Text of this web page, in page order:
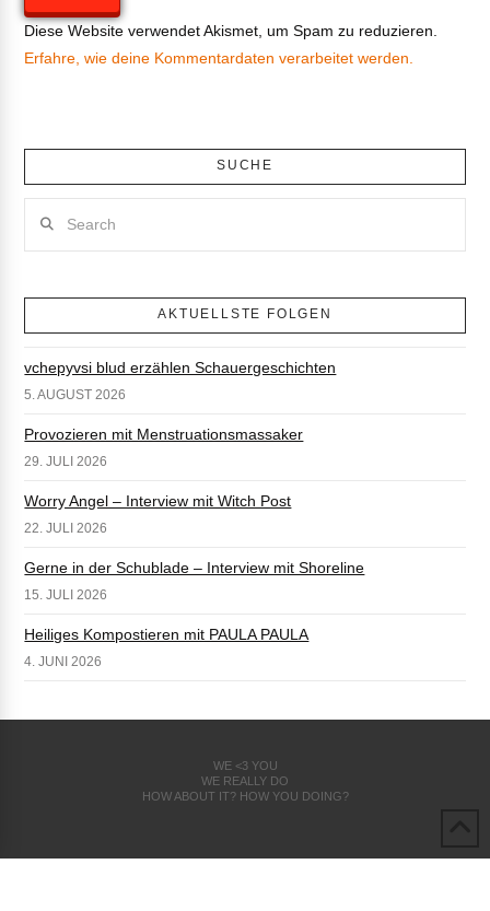
Diese Website verwendet Akismet, um Spam zu reduzieren.
Erfahre, wie deine Kommentardaten verarbeitet werden.
SUCHE
AKTUELLSTE FOLGEN
vchepyvsi blud erzählen Schauergeschichten
5. AUGUST 2026
Provozieren mit Menstruationsmassaker
29. JULI 2026
Worry Angel – Interview mit Witch Post
22. JULI 2026
Gerne in der Schublade – Interview mit Shoreline
15. JULI 2026
Heiliges Kompostieren mit PAULA PAULA
4. JUNI 2026
WE <3 YOU
WE REALLY DO
HOW ABOUT IT? HOW YOU DOING?